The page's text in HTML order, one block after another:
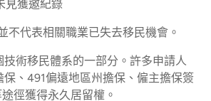
見獲邀紀錄
不代表相關職業已失去移民機會。
技術移民體系的一部分。許多申請人
、491偏遠地區州擔保、僱主擔保簽
徑獲得永久居留權。